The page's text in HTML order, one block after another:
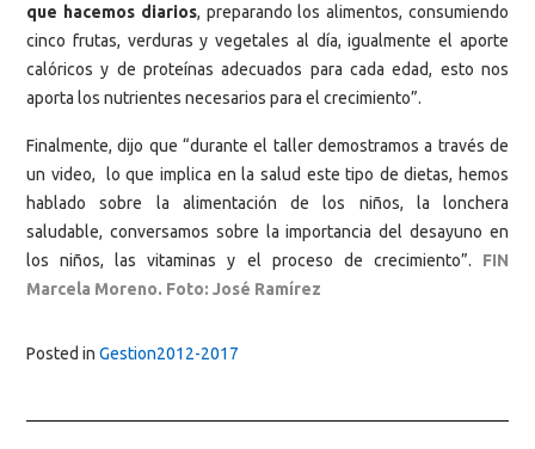
que hacemos diarios, preparando los alimentos, consumiendo
cinco frutas, verduras y vegetales al día, igualmente el aporte
calóricos y de proteínas adecuados para cada edad, esto nos
aporta los nutrientes necesarios para el crecimiento”.
Finalmente, dijo que “durante el taller demostramos a través de
un video, lo que implica en la salud este tipo de dietas, hemos
hablado sobre la alimentación de los niños, la lonchera
saludable, conversamos sobre la importancia del desayuno en
los niños, las vitaminas y el proceso de crecimiento”.
FIN
Marcela Moreno. Foto: José Ramírez
Posted in Gestion2012-2017